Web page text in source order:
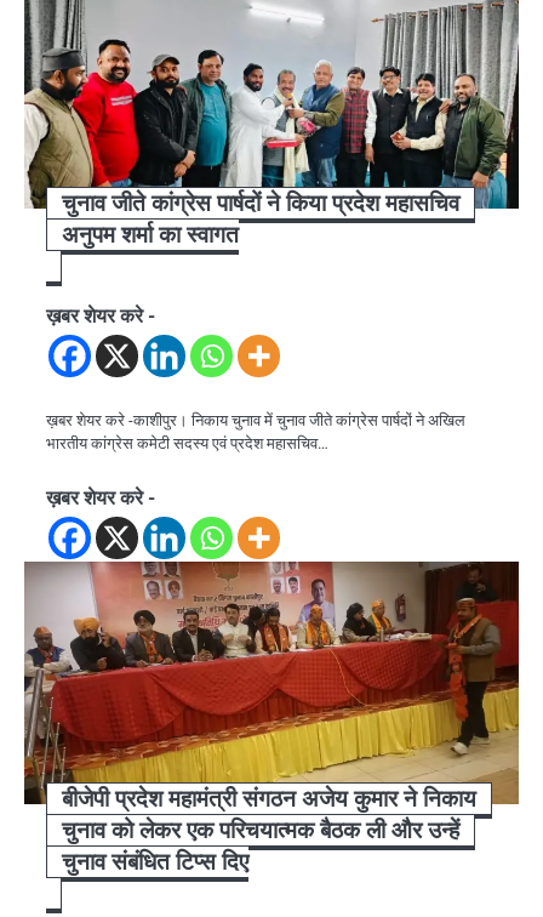
चुनाव जीते कांग्रेस पार्षदों ने किया प्रदेश महासचिव
अनुपम शर्मा का स्वागत
ख़बर शेयर करे -
ख़बर शेयर करे -काशीपुर। निकाय चुनाव में चुनाव जीते कांग्रेस पार्षदों ने अखिल
भारतीय कांग्रेस कमेटी सदस्य एवं प्रदेश महासचिव…
ख़बर शेयर करे -
बीजेपी प्रदेश महामंत्री संगठन अजेय कुमार ने निकाय
चुनाव को लेकर एक परिचयात्मक बैठक ली और उन्हें
चुनाव संबंधित टिप्स दिए